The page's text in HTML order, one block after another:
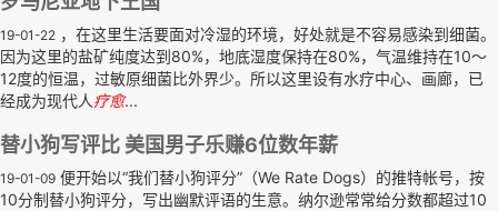
19-01-22 ，在这里生活要面对冷湿的环境，好处就是不容易感染到细菌。
因为这里的盐矿纯度达到80%，地底湿度保持在80%，气温维持在10～
12度的恒温，过敏原细菌比外界少。所以这里设有水疗中心、画廊，已
经成为现代人疗愈...
替小狗写评比 美国男子乐赚6位数年薪
19-01-09 便开始以“我们替小狗评分”（We Rate Dogs）的推特帐号，按
10分制替小狗评分，写出幽默评语的生意。纳尔逊常常给分数都超过10